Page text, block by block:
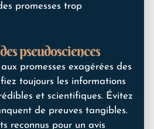
promesses trop
pseudosciences
promesses exagérées des
toujours les informations
et scientifiques. Évitez
de preuves tangibles.
reconnus pour un avis